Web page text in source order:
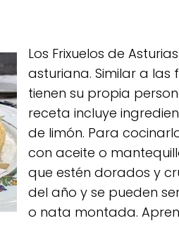
Los Frixuelos de
asturiana. Similar a las
tienen su propia
receta incluye
de limón. Para
con aceite o
que estén dorados y
del año y se pueden
o nata montada.